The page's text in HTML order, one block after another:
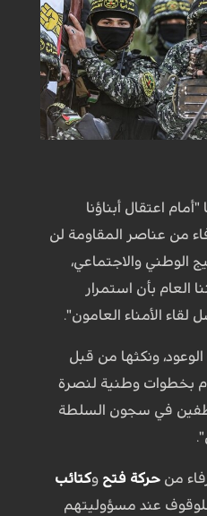
اعتقال أبناؤنا
من عناصر المقاومة لن
الوطني والاجتماعي،
العام بأن استمرار
لقاء الأمناء العامون".
ونكثها من قبل
بخطوات وطنية لنصرة
في سجون السلطة
من حركة فتح وكتائب
للوقوف عند مسؤوليتهم